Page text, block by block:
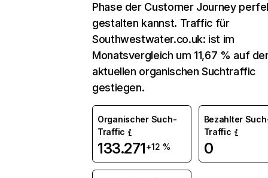
Phase der Customer Journey
gestalten kannst. Traffic für
Southwestwater.co.uk: ist im
Monatsvergleich um 11,67 % auf
aktuellen organischen Suchtraffic
gestiegen.
Organischer Such-
Traffic
133.271+12 %
Bezahlter
Traffic
0